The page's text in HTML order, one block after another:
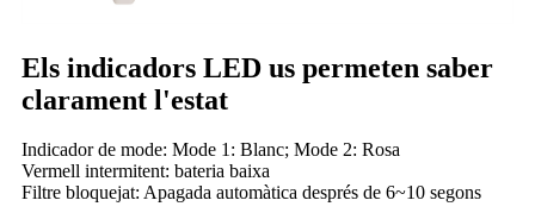
Els indicadors LED us permeten saber
clarament l'estat
Indicador de mode: Mode 1: Blanc; Mode 2: Rosa
Vermell intermitent: bateria baixa
Filtre bloquejat: Apagada automàtica després de 6~10 segons